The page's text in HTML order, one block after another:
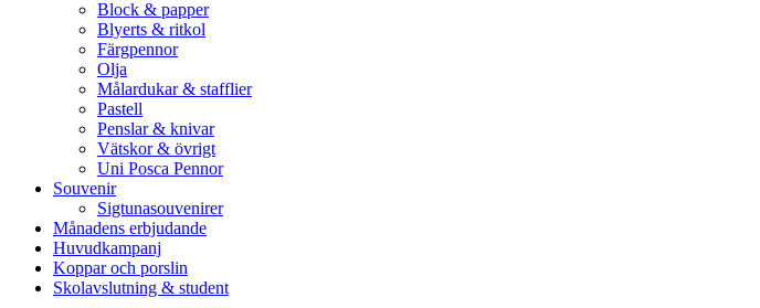
Block & papper
Blyerts & ritkol
Färgpennor
Olja
Målardukar & stafflier
Pastell
Penslar & knivar
Vätskor & övrigt
Uni Posca Pennor
Souvenir
Sigtunasouvenirer
Månadens erbjudande
Huvudkampanj
Koppar och porslin
Skolavslutning & student